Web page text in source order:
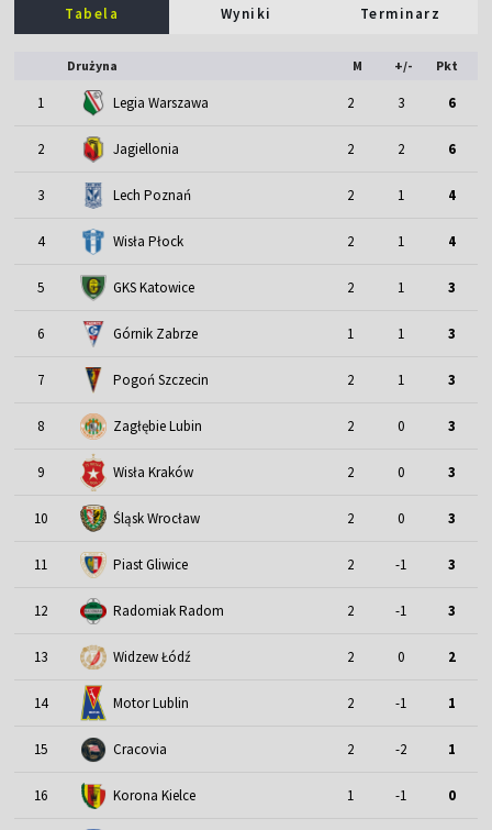
Tabela Wyniki Terminarz
Drużyna M +/- Pkt
1 Legia Warszawa 2 3 6
2 Jagiellonia 2 2 6
3 Lech Poznań 2 1 4
4 Wisła Płock 2 1 4
5 GKS Katowice 2 1 3
6 Górnik Zabrze 1 1 3
7 Pogoń Szczecin 2 1 3
8 Zagłębie Lubin 2 0 3
9 Wisła Kraków 2 0 3
10 Śląsk Wrocław 2 0 3
11 Piast Gliwice 2 -1 3
12 Radomiak Radom 2 -1 3
13 Widzew Łódź 2 0 2
14 Motor Lublin 2 -1 1
15 Cracovia 2 -2 1
16 Korona Kielce 1 -1 0